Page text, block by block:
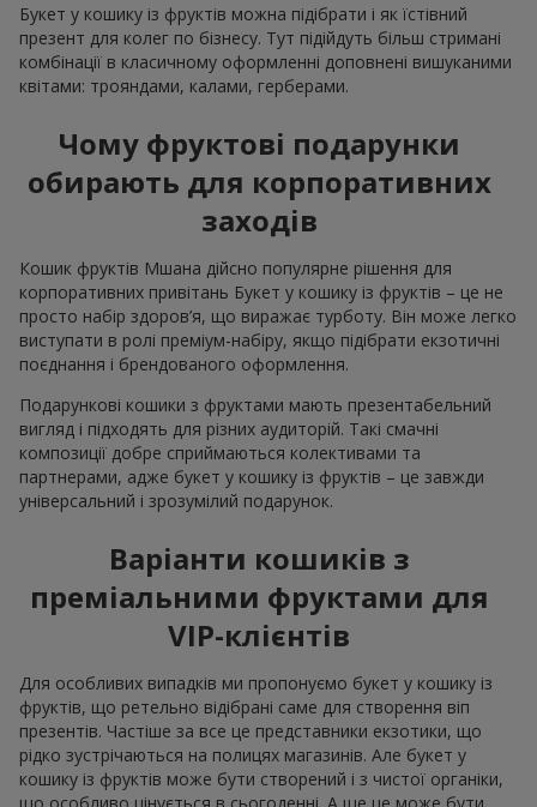
Букет у кошику із фруктів можна підібрати і як їстівний
презент для колег по бізнесу. Тут підійдуть більш стримані
комбінації в класичному оформленні доповнені вишуканими
квітами: трояндами, калами, герберами.
Чому фруктові подарунки
обирають для корпоративних
заходів
Кошик фруктів Мшана дійсно популярне рішення для
корпоративних привітань Букет у кошику із фруктів – це не
просто набір здоров’я, що виражає турботу. Він може легко
виступати в ролі преміум-набіру, якщо підібрати екзотичні
поєднання і брендованого оформлення.
Подарункові кошики з фруктами мають презентабельний
вигляд і підходять для різних аудиторій. Такі смачні
композиції добре сприймаються колективами та
партнерами, адже букет у кошику із фруктів – це завжди
універсальний і зрозумілий подарунок.
Варіанти кошиків з
преміальними фруктами для
VIP-клієнтів
Для особливих випадків ми пропонуємо букет у кошику із
фруктів, що ретельно відібрані саме для створення віп
презентів. Частіше за все це представники екзотики, що
рідко зустрічаються на полицях магазинів. Але букет у
кошику із фруктів може бути створений і з чистої органіки,
що особливо цінується в сьогоденні. А ще це може бути